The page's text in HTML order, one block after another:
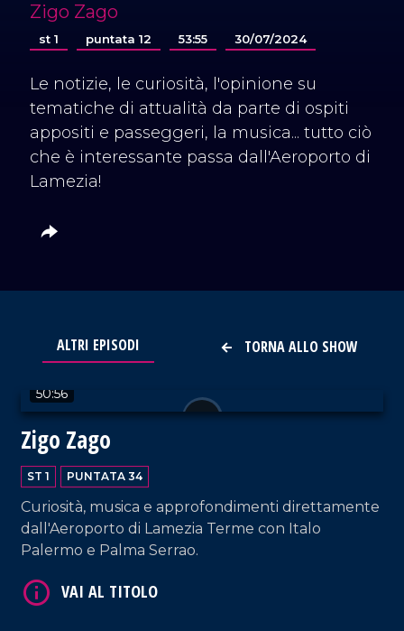
Zigo Zago
st 1 puntata 12 53:55 30/07/2024
Le notizie, le curiosità, l'opinione su
tematiche di attualità da parte di ospiti
appositi e passeggeri, la musica... tutto ciò
che è interessante passa dall'Aeroporto di
Lamezia!
TORNA ALLO SHOW
ALTRI EPISODI
50:56
Zigo Zago
ST 1 PUNTATA 34
Curiosità, musica e approfondimenti direttamente
dall'Aeroporto di Lamezia Terme con Italo
Palermo e Palma Serrao.
VAI AL TITOLO